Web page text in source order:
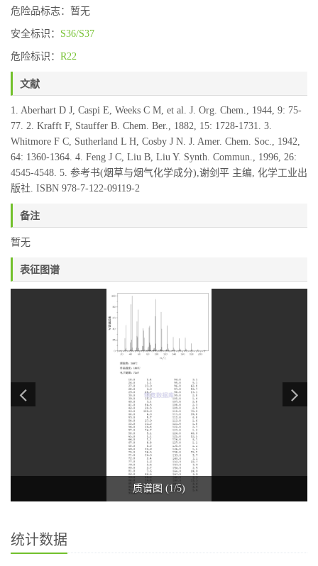
危险品标志：暂无
安全标识： S36/S37
危险标识： R22
文献
1. Aberhart D J, Caspi E, Weeks C M, et al. J. Org. Chem., 1944, 9: 75-
77. 2. Krafft F, Stauffer B. Chem. Ber., 1882, 15: 1728-1731. 3.
Whitmore F C, Sutherland L H, Cosby J N. J. Amer. Chem. Soc., 1942,
64: 1360-1364. 4. Feng J C, Liu B, Liu Y. Synth. Commun., 1996, 26:
4545-4548. 5. 参考书(烟草与烟气化学成分),谢剑平 主编, 化学工业出
版社. ISBN 978-7-122-09119-2
备注
暂无
表征图谱
质谱图 (1/5)
统计数据